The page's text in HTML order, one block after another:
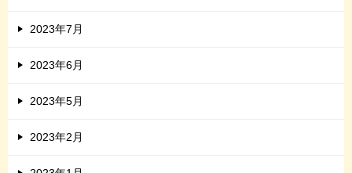
2023年7月
2023年6月
2023年5月
2023年2月